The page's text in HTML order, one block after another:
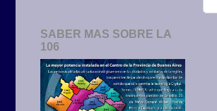
SABER MAS SOBRE LA
106